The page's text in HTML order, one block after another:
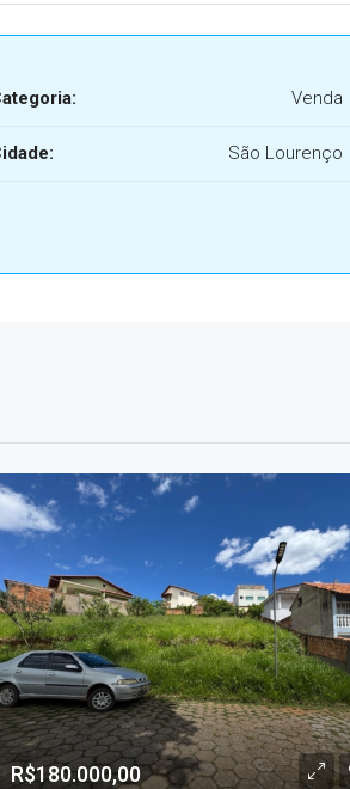
Venda
São Lourenço
R$180.000,00